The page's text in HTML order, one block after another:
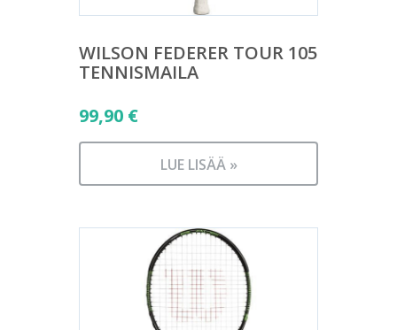
WILSON FEDERER TOUR 105
TENNISMAILA
99,90 €
LUE LISÄÄ »